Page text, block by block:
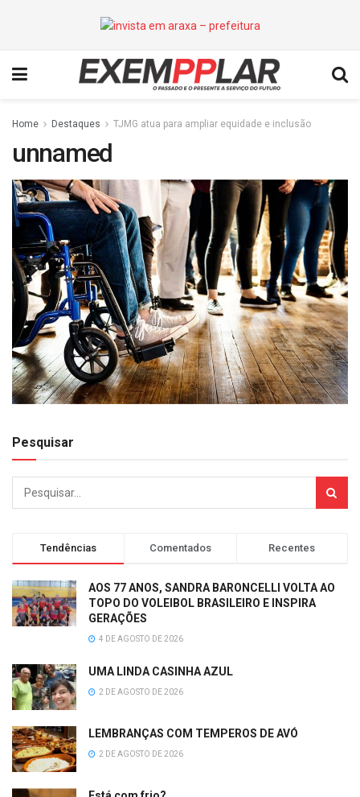
Home Destaques TJMG atua para ampliar equidade e inclusão
unnamed
Pesquisar
Tendências Comentados Recentes
AOS 77 ANOS, SANDRA BARONCELLI VOLTA AO
TOPO DO VOLEIBOL BRASILEIRO E INSPIRA
GERAÇÕES
4 DE AGOSTO DE 2026
UMA LINDA CASINHA AZUL
2 DE AGOSTO DE 2026
LEMBRANÇAS COM TEMPEROS DE AVÓ
2 DE AGOSTO DE 2026